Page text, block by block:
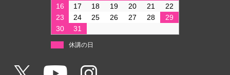
16
17 18 19 20 21
22
23
24 25 26 27 28
29
30
31
休講の日